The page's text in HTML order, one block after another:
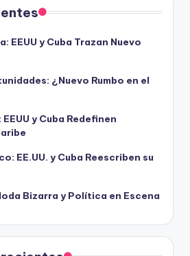
EEUU y Cuba Trazan Nuevo
¿Nuevo Rumbo en el
y Cuba Redefinen
EE.UU. y Cuba Reescriben su
Bizarra y Política en Escena